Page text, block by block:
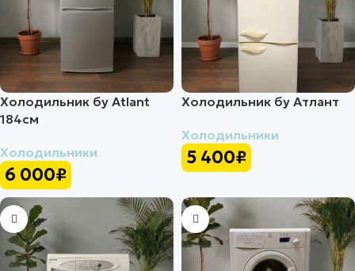
Холодильник бу Atlant
184см
Холодильники
6 000₽
Холодильник бу Атлант
Холодильники
5 400₽